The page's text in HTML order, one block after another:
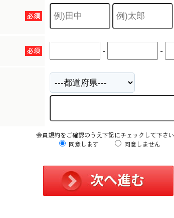
必須
必須 - -
会員規約をご確認のうえ下記にチェックして下さい
同意します
同意しません